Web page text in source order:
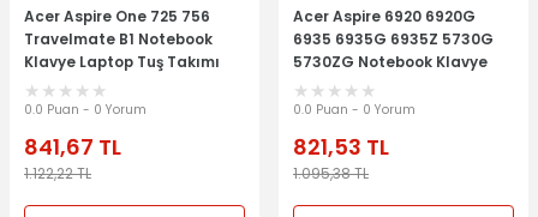
Acer Aspire One 725 756
Travelmate B1 Notebook
Klavye Laptop Tuş Takımı
0.0 Puan - 0 Yorum
841,67 TL
1.122,22TL
Acer Aspire 6920 6920G
6935 6935G 6935Z 5730G
5730ZG Notebook Klavye
Laptop Tuş Takımı
0.0 Puan - 0 Yorum
821,53 TL
1.095,38TL